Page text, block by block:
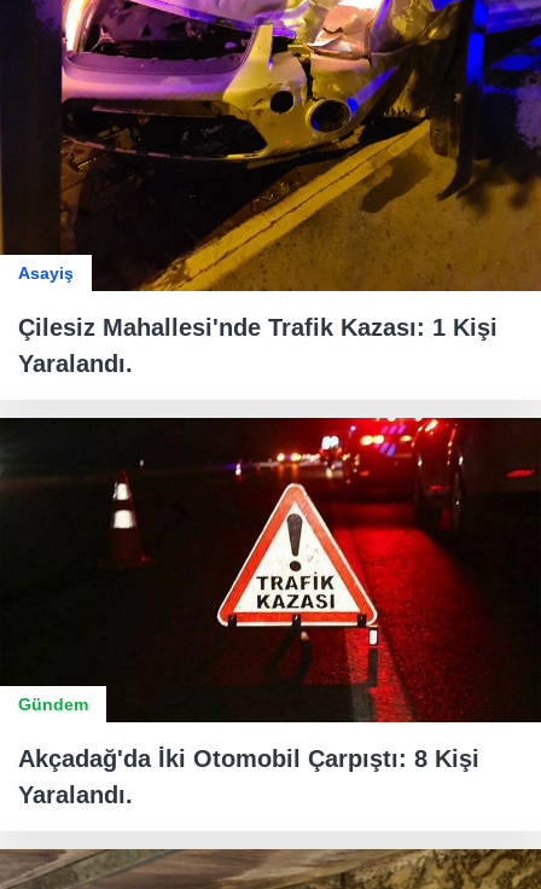
Asayiş
Çilesiz Mahallesi'nde Trafik Kazası: 1 Kişi
Yaralandı.
Gündem
Akçadağ'da İki Otomobil Çarpıştı: 8 Kişi
Yaralandı.